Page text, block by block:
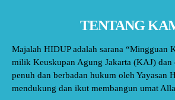
TENTANG
Majalah HIDUP adalah sarana “Mingguan
milik Keuskupan Agung Jakarta (KAJ) dan
penuh dan berbadan hukum oleh Yayasan
mendukung dan ikut membangun umat